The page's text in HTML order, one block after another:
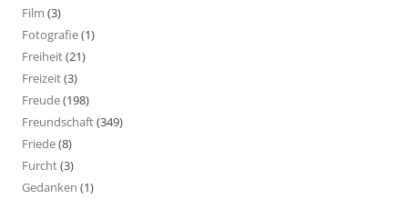
Film (3)
Fotografie(1)
Freiheit(21)
Freizeit(3)
Freude(198)
Freundschaft(349)
Friede(8)
Furcht(3)
Gedanken (1)